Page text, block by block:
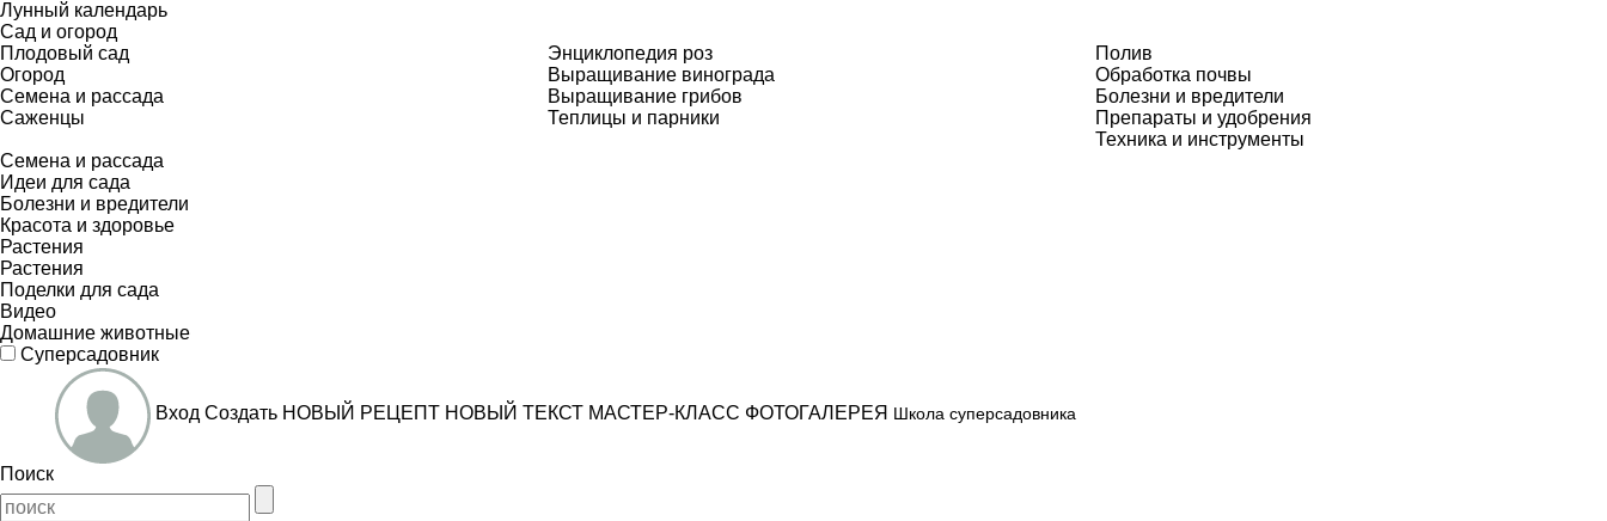
Лунный календарь
Сад и огород
Плодовый сад
Огород
Семена и рассада
Саженцы
Энциклопедия роз
Выращивание винограда
Выращивание грибов
Теплицы и парники
Полив
Обработка почвы
Болезни и вредители
Препараты и удобрения
Техника и инструменты
Семена и рассада
Идеи для сада
Болезни и вредители
Красота и здоровье
Растения
Растения
Поделки для сада
Видео
Домашние животные
Суперсадовник
Вход Создать НОВЫЙ РЕЦЕПТ НОВЫЙ ТЕКСТ МАСТЕР-КЛАСС ФОТОГАЛЕРЕЯ Школа суперсадовника
Поиск